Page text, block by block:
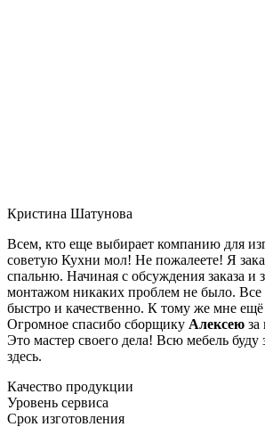
Кристина Шатунова
Всем, кто еще выбирает компанию для
советую Кухни мол! Не пожалеете! Я
спальню. Начиная с обсуждения заказа и
монтажом никаких проблем не было. Все
быстро и качественно. К тому же мне ещё
Огромное спасибо сборщику Алексею
Это мастер своего дела! Всю мебель буду
здесь.
Качество продукции
Уровень сервиса
Срок изготовления